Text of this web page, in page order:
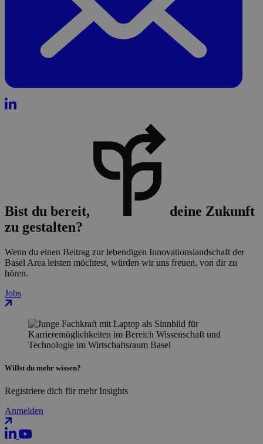
Bist du bereit,
deine Zukunft
zu gestalten?
Wenn du einen Beitrag zur lebendigen Innovationslandschaft der
Basel Area leisten möchtest, würden wir uns freuen, von dir zu
hören.
Jobs
Willst du mehr wissen?
Registriere dich für mehr Insights
Anmelden